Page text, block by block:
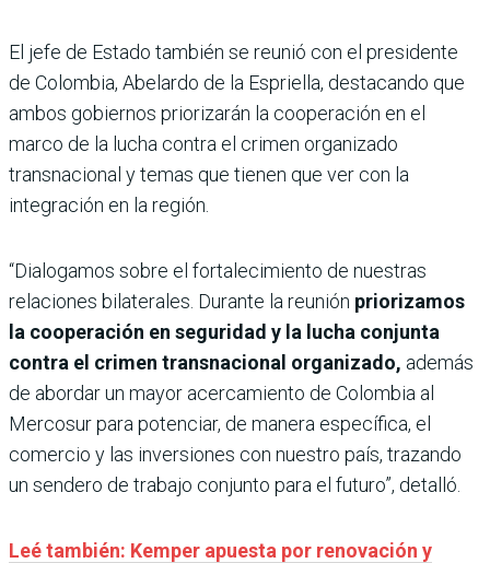
El jefe de Estado también se reunió con el presidente
de Colombia, Abelardo de la Espriella, destacando que
ambos gobiernos priorizarán la cooperación en el
marco de la lucha contra el crimen organizado
transnacional y temas que tienen que ver con la
integración en la región.
“Dialogamos sobre el fortalecimiento de nuestras
relaciones bilaterales. Durante la reunión priorizamos
la cooperación en seguridad y la lucha conjunta
contra el crimen transnacional organizado, además
de abordar un mayor acercamiento de Colombia al
Mercosur para potenciar, de manera específica, el
comercio y las inversiones con nuestro país, trazando
un sendero de trabajo conjunto para el futuro”, detalló.
Leé también: Kemper apuesta por renovación y